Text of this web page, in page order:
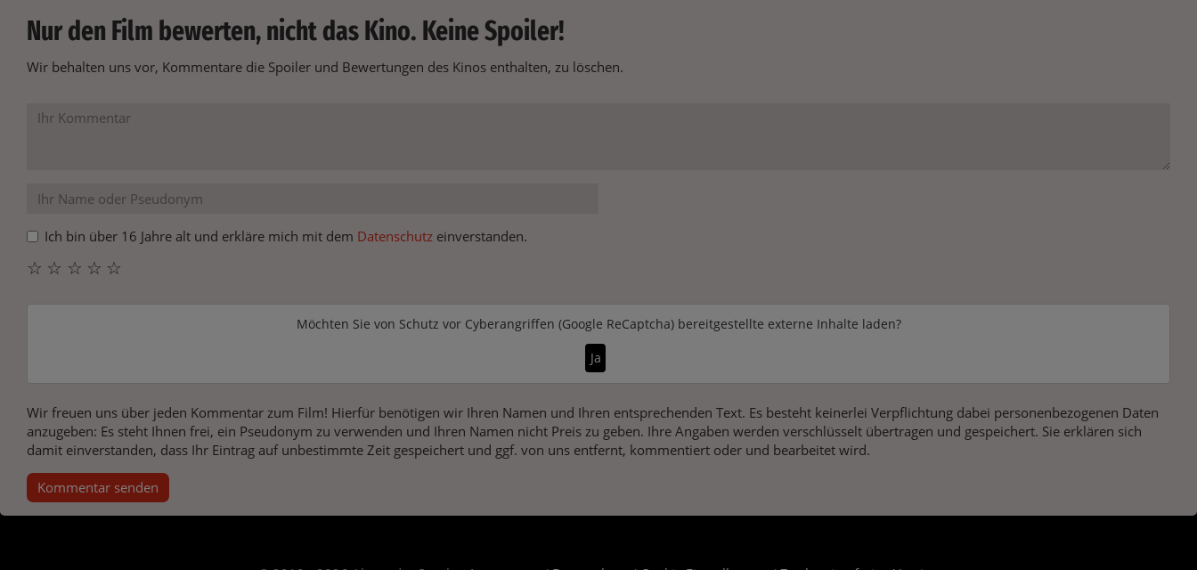
Nur den Film bewerten, nicht das Kino. Keine Spoiler!
Wir behalten uns vor, Kommentare die Spoiler und Bewertungen des Kinos enthalten, zu löschen.
Ich bin über 16 Jahre alt und erkläre mich mit dem Datenschutz einverstanden.
☆
☆
☆
☆
☆
Möchten Sie von Schutz vor Cyberangriffen (Google ReCaptcha)bereitgestellte externe Inhalte laden?
Ja
Wir freuen uns über jeden Kommentar zum Film! Hierfür benötigen wir Ihren Namen und Ihren entsprechenden Text. Es besteht keinerlei Verpflichtung dabei personenbezogenen Daten
anzugeben: Es steht Ihnen frei, ein Pseudonym zu verwenden und Ihren Namen nicht Preis zu geben. Ihre Angaben werden verschlüsselt übertragen und gespeichert. Sie erklären sich
damit einverstanden, dass Ihr Eintrag auf unbestimmte Zeit gespeichert und ggf. von uns entfernt, kommentiert oder und bearbeitet wird.
Kommentar senden